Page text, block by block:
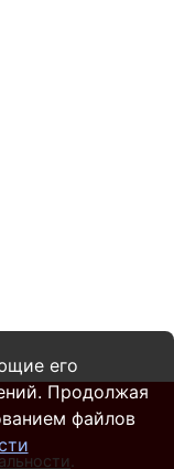
.
его
Продолжая
файлов